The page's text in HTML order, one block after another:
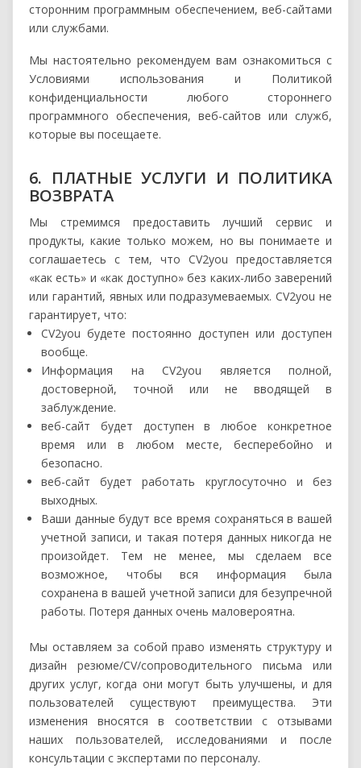
сторонним программным обеспечением, веб-сайтами
или службами.
Мы настоятельно рекомендуем вам ознакомиться с
Условиями использования и Политикой
конфиденциальности любого стороннего
программного обеспечения, веб-сайтов или служб,
которые вы посещаете.
6. ПЛАТНЫЕ УСЛУГИ И ПОЛИТИКА
ВОЗВРАТА
Мы стремимся предоставить лучший сервис и
продукты, какие только можем, но вы понимаете и
соглашаетесь с тем, что CV2you предоставляется
«как есть» и «как доступно» без каких-либо заверений
или гарантий, явных или подразумеваемых. CV2you не
гарантирует, что:
CV2you будете постоянно доступен или доступен
вообще.
Информация на CV2you является полной,
достоверной, точной или не вводящей в
заблуждение.
веб-сайт будет доступен в любое конкретное
время или в любом месте, бесперебойно и
безопасно.
веб-сайт будет работать круглосуточно и без
выходных.
Ваши данные будут все время сохраняться в вашей
учетной записи, и такая потеря данных никогда не
произойдет. Тем не менее, мы сделаем все
возможное, чтобы вся информация была
сохранена в вашей учетной записи для безупречной
работы. Потеря данных очень маловероятна.
Мы оставляем за собой право изменять структуру и
дизайн резюме/CV/сопроводительного письма или
других услуг, когда они могут быть улучшены, и для
пользователей существуют преимущества. Эти
изменения вносятся в соответствии с отзывами
наших пользователей, исследованиями и после
консультации с экспертами по персоналу.